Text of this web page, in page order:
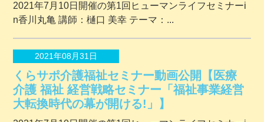
2021年7月10日開催の第1回ヒューマンライフセミナーi
n香川丸亀 講師：樋口 美幸 テーマ：...
2021年08月31日
くらサポ介護福祉セミナー動画公開【医療
介護 福祉 経営戦略セミナー「福祉事業経営
大転換時代の幕が開ける!」】